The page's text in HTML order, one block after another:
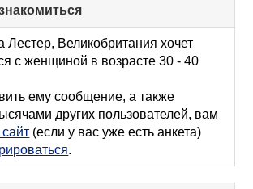
to
collapse
contents
Лестер, Великобритания хочет
с женщиной в возрасте 30 - 40
ему сообщение, а также
других пользователей, вам
(если у вас уже есть анкета)
.